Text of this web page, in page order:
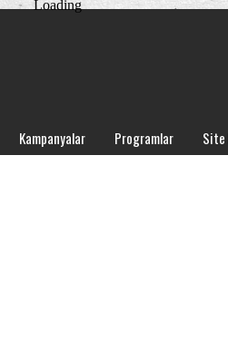
Loading
Kampanyalar Programlar Site